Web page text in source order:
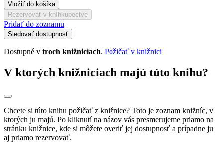
Vložiť do košíka
Rezervovať v kníhkupectve
Pridať do zoznamu
Sledovať dostupnosť
Dostupné v troch knižniciach. Požičať v knižnici
V ktorých knižniciach majú túto knihu?
Chcete si túto knihu požičať z knižnice? Toto je zoznam knižníc, v
ktorých ju majú. Po kliknutí na názov vás presmerujeme priamo na
stránku knižnice, kde si môžete overiť jej dostupnosť a prípadne ju
aj priamo rezervovať.